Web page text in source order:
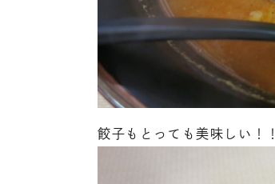
餃子もとっても美味しい！！